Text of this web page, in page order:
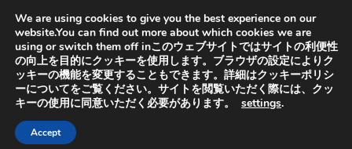
取っています。子供を救うためにも特許出願中の虐待検知
器普及にご協力ください
HOME > 児童虐待を検知するシステム >
児童虐待を検知するシステム
We are using cookies to give you the best experience on our
website.You can find out more about which cookies we are
using or switch them off inこのウェブサイトではサイトの利便性
の向上を目的にクッキーを使用します。ブラウザの設定によりク
ッキーの機能を変更することもできます。詳細はクッキーポリシ
ーについてをご覧ください。サイトを閲覧いただく際には、クッ
キーの使用に同意いただく必要があります。 settings.
Accept